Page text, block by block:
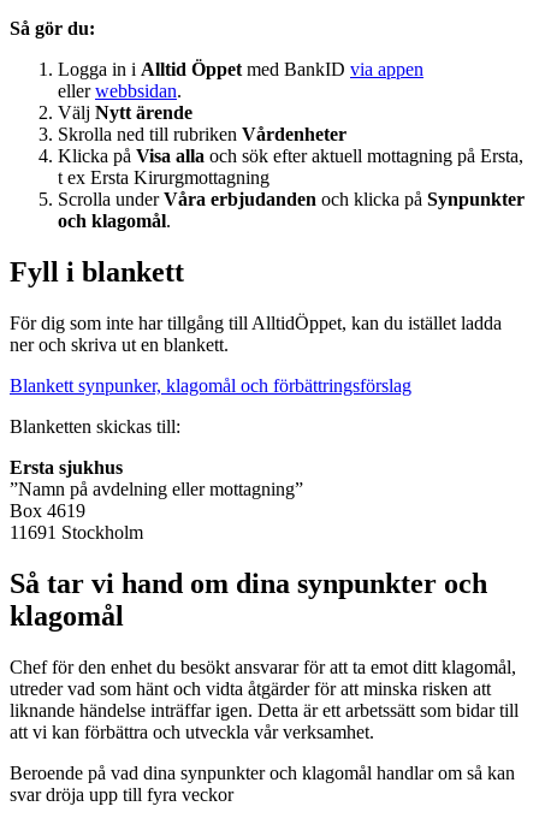
Så gör du:
Logga in i Alltid Öppetmed BankID via appen
ellerwebbsidan.
Välj Nytt ärende
Skrolla ned till rubriken Vårdenheter
Klicka på Visa alla och sök efter aktuell mottagning på Ersta,
t ex Ersta Kirurgmottagning
Scrolla underVåra erbjudanden och klicka på Synpunkter
och klagomål.
Fyll i blankett
För dig som inte har tillgång till AlltidÖppet, kan du istället ladda
ner och skriva ut en blankett.
Blankett synpunker, klagomål och förbättringsförslag
Blanketten skickas till:
Ersta sjukhus
”Namn på avdelning eller mottagning”
Box 4619
11691 Stockholm
Så tar vi hand om dina synpunkter och
klagomål
Chef för den enhet du besökt ansvarar för att ta emot ditt klagomål,
utreder vad som hänt och vidta åtgärder för att minska risken att
liknande händelse inträffar igen. Detta är ett arbetssätt som bidar till
att vi kan förbättra och utveckla vår verksamhet.
Beroende på vad dina synpunkter och klagomål handlar om så kan
svar dröja upp till fyra veckor